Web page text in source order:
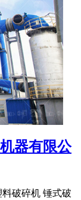
器有限公
破碎机 锤式破